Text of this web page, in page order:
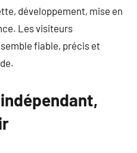
développement, mise en
Les visiteurs
fiable, précis et